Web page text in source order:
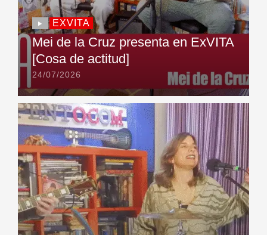
EXVITA
Mei de la Cruz presenta en ExVITA
[Cosa de actitud]
24/07/2026